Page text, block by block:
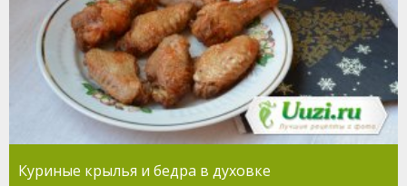
Куриные крылья и бедра в духовке